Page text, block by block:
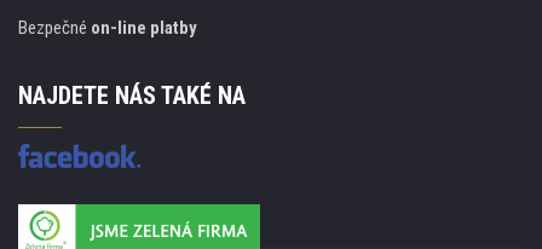
Bezpečné on-line platby
NAJDETE NÁS TAKÉ NA